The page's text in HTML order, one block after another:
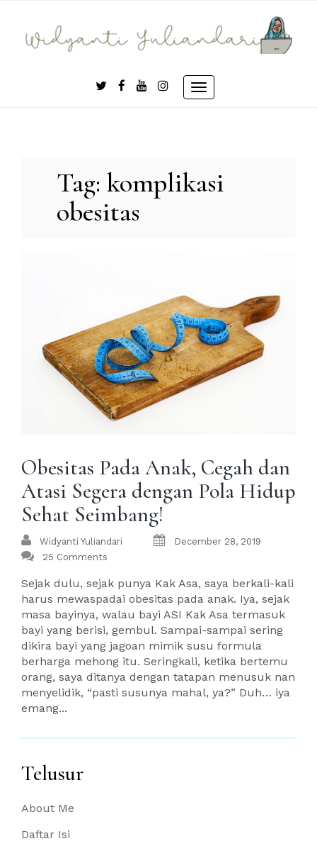
content
Toggle
Tag: komplikasi
obesitas
Obesitas Pada Anak, Cegah dan
Atasi Segera dengan Pola Hidup
Sehat Seimbang!
Widyanti Yuliandari
December 28, 2019
25 Comments
Sejak dulu, sejak punya Kak Asa, saya berkali-kali
harus mewaspadai obesitas pada anak. Iya, sejak
masa bayinya, walau bayi ASI Kak Asa termasuk
bayi yang berisi, gembul. Sampai-sampai sering
dikira bayi yang jagoan mimik susu formula
berharga mehong itu. Seringkali, ketika bertemu
orang, saya ditanya dengan tatapan menusuk nan
menyelidik, “pasti susunya mahal, ya?” Duh… iya
emang...
Telusur
About Me
Daftar Isi